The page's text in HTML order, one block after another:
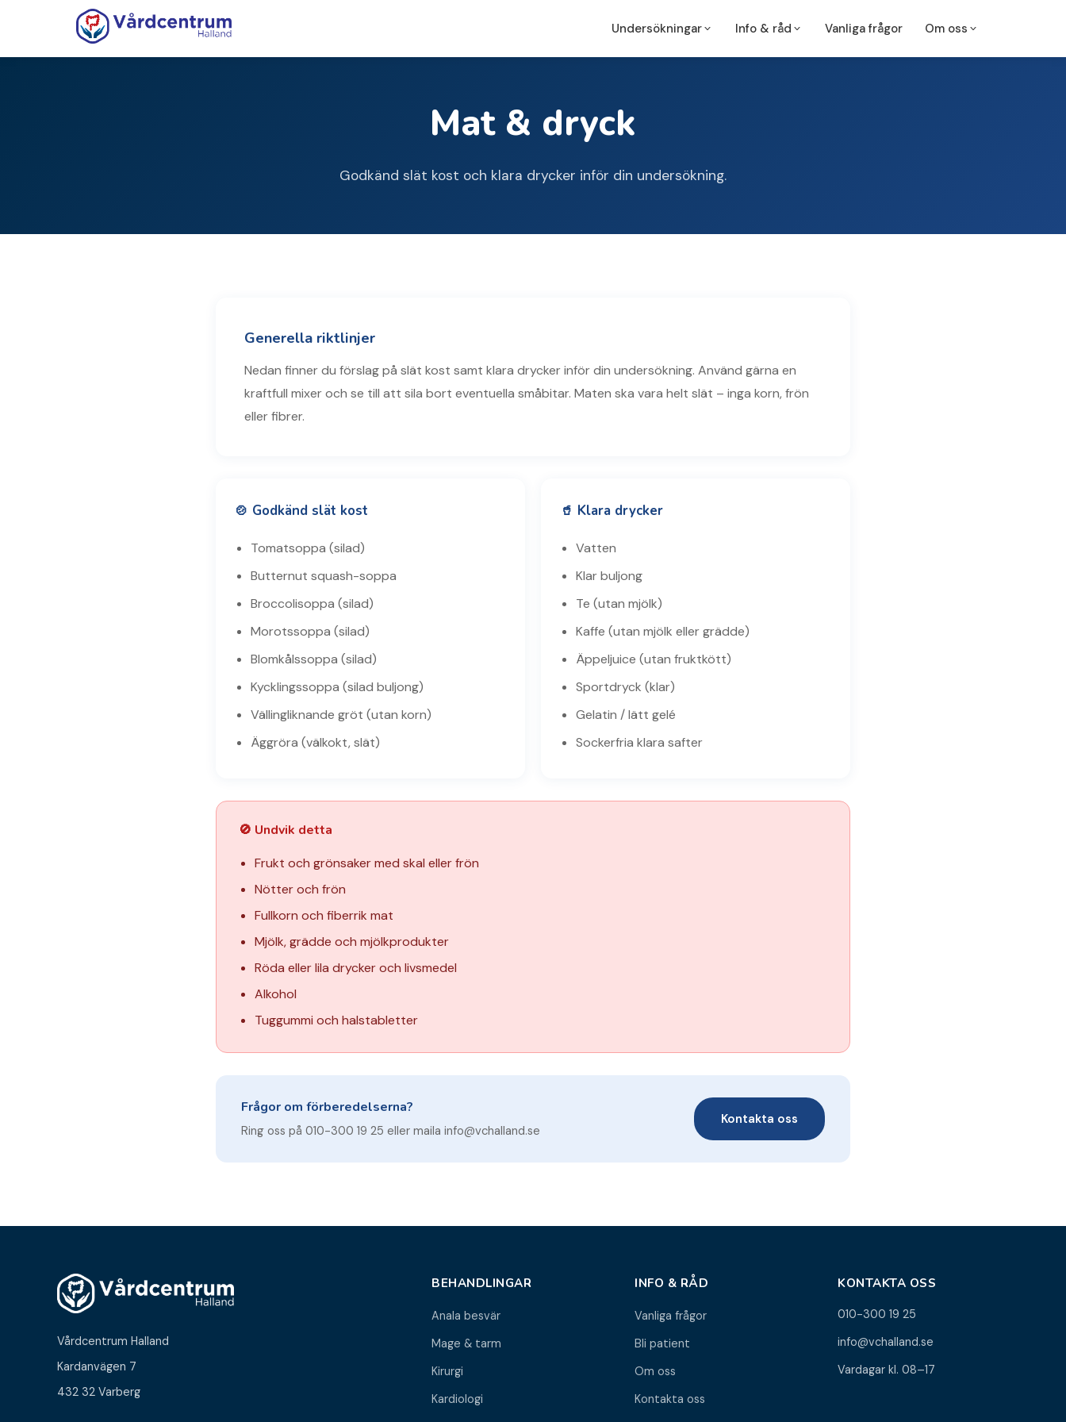
Undersökningar
Hemorrojder
Analflikar
Proktoskopi
Gastroskopi
Pilonidalsinus
Info & råd
Gastroskopi
Koloskopi Em
Vanliga frågor Om oss
Mat & dryck
Godkänd slät kost och klara drycker inför din undersökning.
Generella riktlinjer
Nedan finner du förslag på slät kost samt klara drycker inför din undersökning. Använd gärna en
kraftfull mixer och se till att sila bort eventuella småbitar. Maten ska vara helt slät – inga korn, frön
eller fibrer.
🍲 Godkänd slät kost
Tomatsoppa (silad)
Butternut squash-soppa
Broccolisoppa (silad)
Morotssoppa (silad)
Blomkålssoppa (silad)
Kycklingssoppa (silad buljong)
Vällingliknande gröt (utan korn)
Äggröra (välkokt, slät)
🥤 Klara drycker
Vatten
Klar buljong
Te (utan mjölk)
Kaffe (utan mjölk eller grädde)
Äppeljuice (utan fruktkött)
Sportdryck (klar)
Gelatin / lätt gelé
Sockerfria klara safter
🚫 Undvik detta
Frukt och grönsaker med skal eller frön
Nötter och frön
Fullkorn och fiberrik mat
Mjölk, grädde och mjölkprodukter
Röda eller lila drycker och livsmedel
Alkohol
Tuggummi och halstabletter
Frågor om förberedelserna?
Ring oss på 010-300 19 25 eller maila info@vchalland.se
Kontakta oss
Vårdcentrum Halland
Kardanvägen 7
432 32 Varberg
BEHANDLINGAR
Anala besvär
Mage & tarm
Kirurgi
Kardiologi
INFO & RÅD
Vanliga frågor
Bli patient
Om oss
Kontakta oss
KONTAKTA OSS
010-300 19 25
info@vchalland.se
Vardagar kl. 08–17